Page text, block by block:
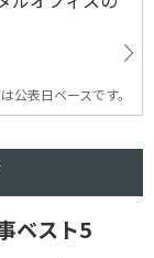
公表日ベースです。
ベスト5